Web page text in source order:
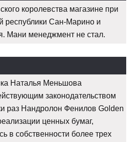
королевства магазине при
республики Сан-Марино и
Мани менеджмент не стал.
Наталья Меньшова
законодательством
раз Нандролон Фенилов Golden
ценных бумаг,
в собственности более трех